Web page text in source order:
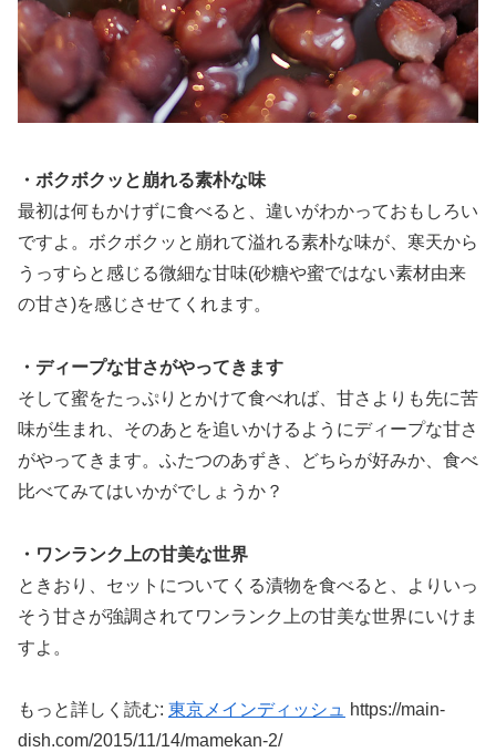
・ボクボクッと崩れる素朴な味
最初は何もかけずに食べると、違いがわかっておもしろい
ですよ。ボクボクッと崩れて溢れる素朴な味が、寒天から
うっすらと感じる微細な甘味(砂糖や蜜ではない素材由来
の甘さ)を感じさせてくれます。
・ディープな甘さがやってきます
そして蜜をたっぷりとかけて食べれば、甘さよりも先に苦
味が生まれ、そのあとを追いかけるようにディープな甘さ
がやってきます。ふたつのあずき、どちらが好みか、食べ
比べてみてはいかがでしょうか？
・ワンランク上の甘美な世界
ときおり、セットについてくる漬物を食べると、よりいっ
そう甘さが強調されてワンランク上の甘美な世界にいけま
すよ。
もっと詳しく読む: 東京メインディッシュ
https://main-
dish.com/2015/11/14/mamekan-2/